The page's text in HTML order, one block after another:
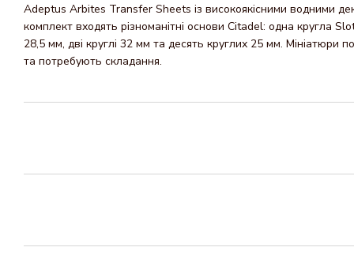
Adeptus Arbites Transfer Sheets із високоякісними водними
комплект входять різноманітні основи Citadel: одна кругла
28,5 мм, дві круглі 32 мм та десять круглих 25 мм. Мініатюри
та потребують складання.